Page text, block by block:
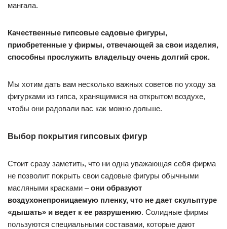
мангала.
Качественные гипсовые садовые фигуры,
приобретенные у фирмы, отвечающей за свои изделия,
способны прослужить владельцу очень долгий срок.
Мы хотим дать вам несколько важных советов по уходу за
фигурками из гипса, хранящимися на открытом воздухе,
чтобы они радовали вас как можно дольше.
Выбор покрытия гипсовых фигур
Стоит сразу заметить, что ни одна уважающая себя фирма
не позволит покрыть свои садовые фигуры обычными
масляными красками –они образуют
воздухонепроницаемую пленку, что не дает скульптуре
«дышать» и ведет к ее разрушению. Солидные фирмы
пользуются специальными составами, которые дают